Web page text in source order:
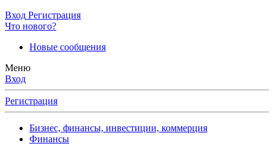
Вход Регистрация
Что нового?
Новые сообщения
Меню
Вход
Регистрация
Бизнес, финансы, инвестиции, коммерция
Финансы